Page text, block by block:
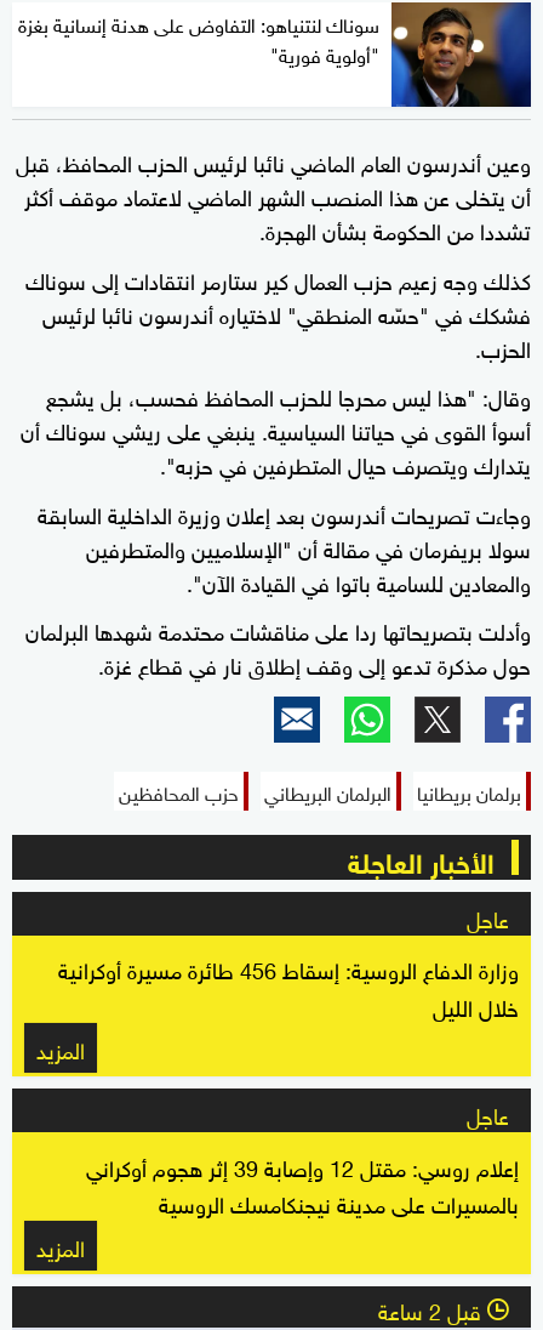
سوناك لنتنياهو: التفاوض على هدنة إنسانية بغزة
"أولوية فورية"
وعين أندرسون العام الماضي نائبا لرئيس الحزب المحافظ، قبل
أن يتخلى عن هذا المنصب الشهر الماضي لاعتماد موقف أكثر
تشددا من الحكومة بشأن الهجرة.
كذلك وجه زعيم حزب العمال كير ستارمر انتقادات إلى سوناك
فشكك في "حسّه المنطقي" لاختياره أندرسون نائبا لرئيس
الحزب.
وقال: "هذا ليس محرجا للحزب المحافظ فحسب، بل يشجع
أسوأ القوى في حياتنا السياسية. ينبغي على ريشي سوناك أن
يتدارك ويتصرف حيال المتطرفين في حزبه".
وجاءت تصريحات أندرسون بعد إعلان وزيرة الداخلية السابقة
سولا بريفرمان في مقالة أن "الإسلاميين والمتطرفين
والمعادين للسامية باتوا في القيادة الآن".
وأدلت بتصريحاتها ردا على مناقشات محتدمة شهدها البرلمان
حول مذكرة تدعو إلى وقف إطلاق نار في قطاع غزة.
برلمان بريطانيا البرلمان البريطاني حزب المحافظين
الأخبار العاجلة
عاجل
وزارة الدفاع الروسية: إسقاط 456 طائرة مسيرة أوكرانية
خلال الليل
المزيد
عاجل
إعلام روسي: مقتل 12 وإصابة 39 إثر هجوم أوكراني
بالمسيرات على مدينة نيجنكامسك الروسية
المزيد
l قبل 2 ساعة